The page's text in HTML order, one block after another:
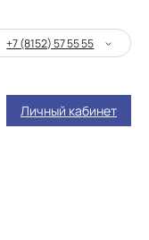
+7 (8152) 57 55 55
Личный кабинет